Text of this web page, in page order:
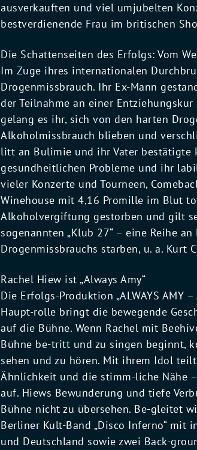
ausverkauften und viel umjubelten
bestverdienende Frau im britischen
Die Schattenseiten des Erfolgs: Vom
Im Zuge ihres internationalen
Drogenmissbrauch. Ihr Ex-Mann
der Teilnahme an einer Entziehungskur
gelang es ihr, sich von den harten
Alkoholmissbrauch blieben und
litt an Bulimie und ihr Vater bestätigte
gesundheitlichen Probleme und ihr
vieler Konzerte und Tourneen,
Winehouse mit 4,16 Promille im Blut
Alkoholvergiftung gestorben und gilt
sogenannten „Klub 27“ – eine Reihe
Drogenmissbrauchs starben, u. a. Kurt
Rachel Hiew ist „Always Amy“
Die Erfolgs-Produktion „ALWAYS AMY
Haupt-rolle bringt die bewegende
auf die Bühne. Wenn Rachel mit
Bühne be-tritt und zu singen beginnt,
sehen und zu hören. Mit ihrem Idol
Ähnlichkeit und die stimm-liche Nähe
auf. Hiews Bewunderung und tiefe
Bühne nicht zu übersehen. Be-gleitet
Berliner Kult-Band „Disco Inferno“ mit
und Deutschland sowie zwei Back-